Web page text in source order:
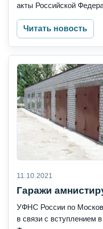
акты Российской
Читать новость
11.10.2021
Гаражи
УФНС России по
в связи с вступлением